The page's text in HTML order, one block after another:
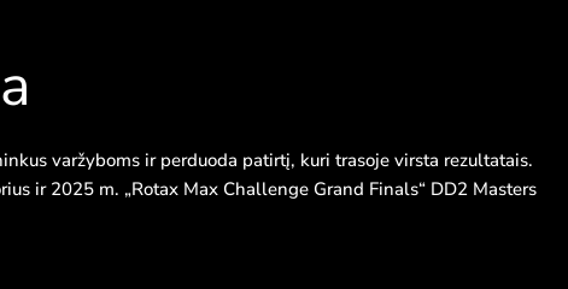
varžyboms ir perduoda patirtį, kuri trasoje virsta rezultatais.
ir 2025 m. „Rotax Max Challenge Grand Finals“ DD2 Masters